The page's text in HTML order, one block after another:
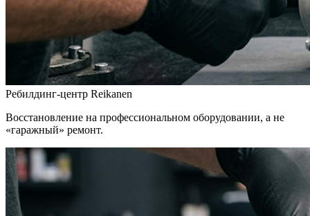
Ребилдинг-центр Reikanen
Восстановление на профессиональном оборудовании, а не
«гаражный» ремонт.